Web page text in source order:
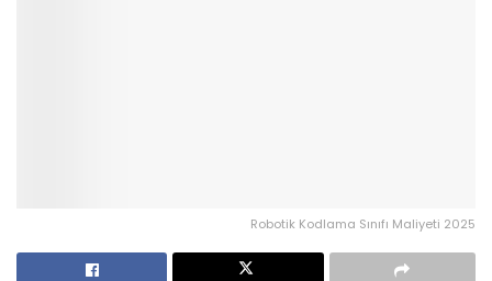
Robotik Kodlama Sınıfı Maliyeti 2025